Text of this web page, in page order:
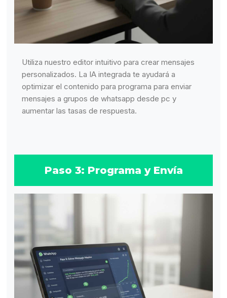
Utiliza nuestro editor intuitivo para crear mensajes
personalizados. La IA integrada te ayudará a
optimizar el contenido para programa para enviar
mensajes a grupos de whatsapp desde pc y
aumentar las tasas de respuesta.
Paso 3: Programa y Envía